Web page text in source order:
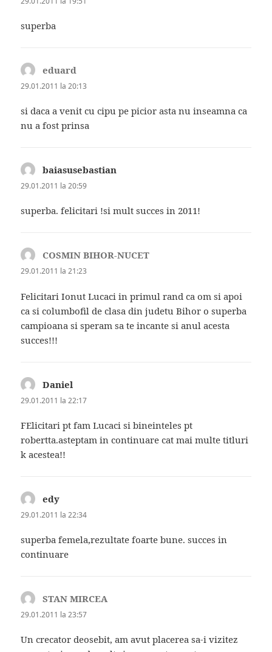
superba
eduard
29.01.2011 la 20:13
si daca a venit cu cipu pe picior asta nu inseamna ca
nu a fost prinsa
baiasusebastian
29.01.2011 la 20:59
superba. felicitari !si mult succes in 2011!
COSMIN BIHOR-NUCET
29.01.2011 la 21:23
Felicitari Ionut Lucaci in primul rand ca om si apoi
ca si columbofil de clasa din judetu Bihor o superba
campioana si speram sa te incante si anul acesta
succes!!!
Daniel
29.01.2011 la 22:17
FElicitari pt fam Lucaci si bineinteles pt
robertta.asteptam in continuare cat mai multe titluri
k acestea!!
edy
29.01.2011 la 22:34
superba femela,rezultate foarte bune. succes in
continuare
STAN MIRCEA
29.01.2011 la 23:57
Un crecator deosebit, am avut placerea sa-i vizitez